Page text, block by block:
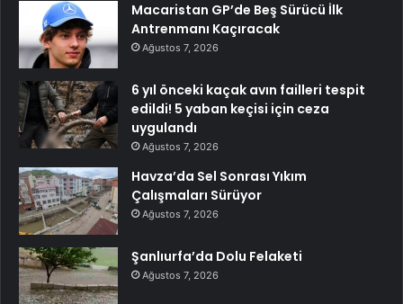
Macaristan GP’de Beş Sürücü İlk
Antrenmanı Kaçıracak
Ağustos 7, 2026
6 yıl önceki kaçak avın failleri tespit
edildi! 5 yaban keçisi için ceza
uygulandı
Ağustos 7, 2026
Havza’da Sel Sonrası Yıkım
Çalışmaları Sürüyor
Ağustos 7, 2026
Şanlıurfa’da Dolu Felaketi
Ağustos 7, 2026